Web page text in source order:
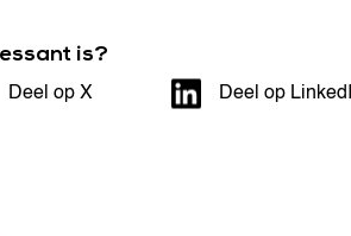
is?
Deel op X Deel op